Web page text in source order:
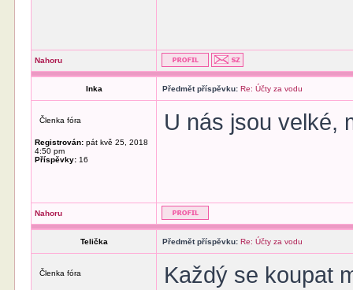
Nahoru
Inka Předmět příspěvku: Re: Účty za vodu
Členka fóra
Registrován: pát kvě 25, 2018
4:50 pm
Příspěvky: 16
U nás jsou velké,
Nahoru
Telička Předmět příspěvku: Re: Účty za vodu
Členka fóra
Každý se koupat